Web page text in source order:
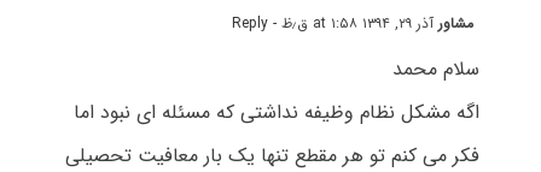
مشاورآذر ۲۹, ۱۳۹۴ at ۱:۵۸ ق٫ظ - Reply
سلام محمد
اگه مشکل نظام وظیفه نداشتی که مسئله ای نبود اما
فکر می کنم تو هر مقطع تنها یک بار معافیت تحصیلی